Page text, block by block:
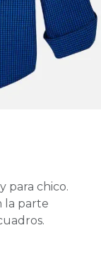
para chico.
la parte